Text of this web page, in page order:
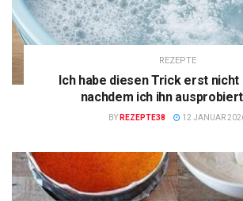
REZEPTE
Ich habe diesen Trick erst nicht
nachdem ich ihn
BY REZEPTE38 12 JANUAR